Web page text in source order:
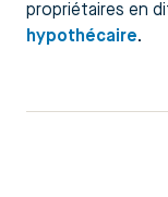
propriétaires en
hypothécaire.